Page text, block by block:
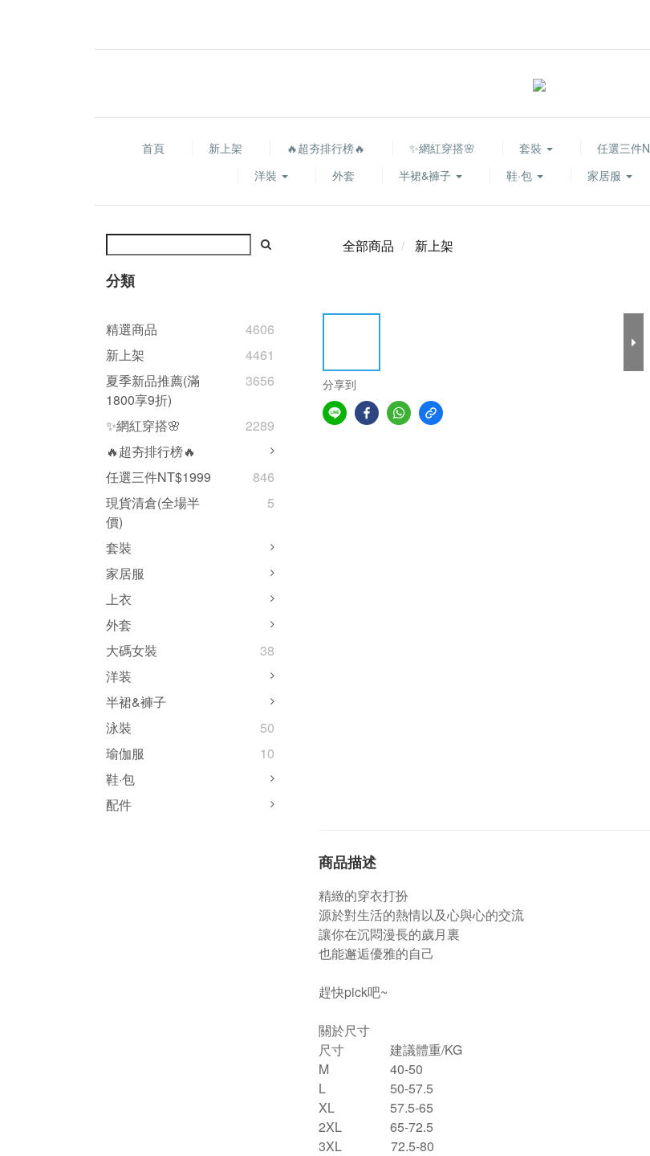
首頁 新上架 🔥超夯排行榜🔥 ✨網紅穿搭🌸 套裝 任選三件
洋裝
外套 半裙&褲子 鞋·包 家居服
分類
精選商品
4606
新上架
4461
夏季新品推薦(滿
1800享9折)
3656
✨網紅穿搭🌸
2289
🔥超夯排行榜🔥
任選三件NT$1999
846
現貨清倉(全場半
價)
5
套裝
家居服
上衣
外套
大碼女裝
38
洋装
半裙&褲子
泳裝
50
瑜伽服
10
鞋·包
配件
全部商品 新上架
分享到
商品描述
精緻的穿衣打扮
源於對生活的熱情以及心與心的交流
讓你在沉悶漫長的歲月裏
也能邂逅優雅的自己
趕快pick吧~
關於尺寸
尺寸
建議體重/KG
M
40-50
L
50-57.5
XL
57.5-65
2XL
65-72.5
3XL
72.5-80